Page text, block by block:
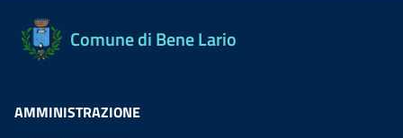
Comune di Bene Lario
AMMINISTRAZIONE